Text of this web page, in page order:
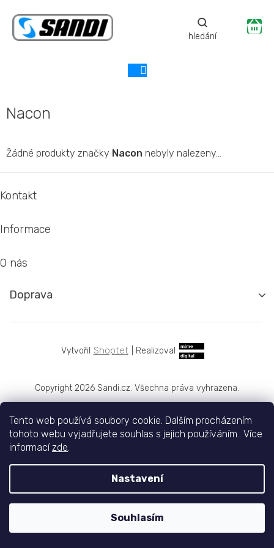
Tento web používá soubory cookie. Dalším procházením
tohoto webu vyjadřujete souhlas s jejich používáním.. Více
informacízde.
Nastavení
Souhlasím
obsah
Nacon
Žádné produkty značky Nacon nebyly nalezeny...
á
t
Kontakt
Informace
O nás
Doprava
Shoptet Realizoval
Copyright 2026 Sandi.cz. Všechna práva vyhrazena.